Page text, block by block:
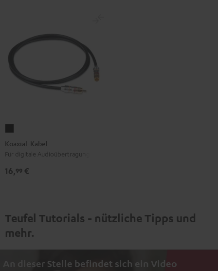
Kabel
Schwarz
Koaxial-Kabel
Für digitale Audioübertragung
16,99 €
Teufel Tutorials - nützliche Tipps und
mehr.
An dieser Stelle befindet sich ein Video